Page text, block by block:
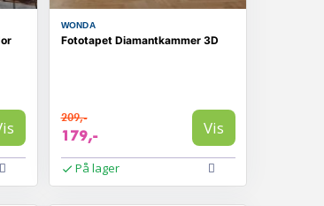
WONDA
Fototapet Diamantkammer 3D
209,-
179,- Vis
På lager